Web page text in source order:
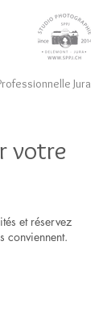
Jura
votre
et réservez
conviennent.